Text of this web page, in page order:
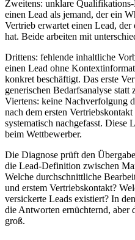
Zweitens: unklare
einen Lead als jemand, der ein
Vertrieb erwartet einen Lead,
hat. Beide arbeiten mit
Drittens: fehlende inhaltliche
einen Lead ohne
konkret beschäftigt. Das erste
generischen Bedarfsanalyse
Viertens: keine Nachverfolgung
nach dem ersten
systematisch nachgefasst. Diese
beim Wettbewerber.
Die Diagnose prüft den
die Lead-Definition zwischen
Welche durchschnittliche
und erstem Vertriebskontakt?
versickerte Leads existiert? In
die Antworten ernüchternd, aber
groß.